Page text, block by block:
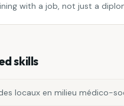
with a job, not just a
skills
locaux en milieu médico-